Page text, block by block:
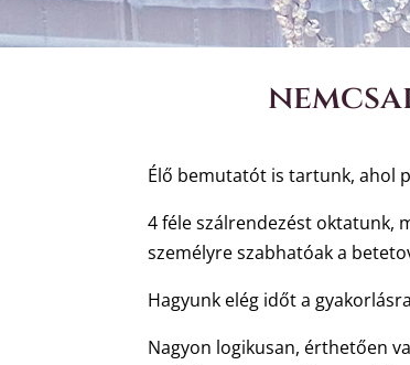
Élő bemutatót is tartunk, ahol
4 féle szálrendezést oktatunk,
személyre szabhatóak a
Hagyunk elég időt a
Nagyon logikusan, érthetően